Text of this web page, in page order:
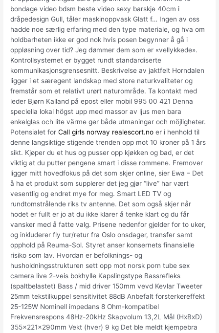
bondage video bdsm beste video sexy barskje 40cm i
dråpedesign Gull, tåler maskinoppvask Glatt f… Ingen av oss
hadde noe særlig erfaring med den type materiale, og hva om
holdbarheten ikke er god nok hvis posen begynner å gå i
oppløsning over tid? Jeg dømmer dem som er «vellykkede».
Kontrollsystemet er bygget rundt standardiserte
kommunikasjonsgrensesnitt. Beskrivelse av jaktfelt Horndalen
ligger i et særegent landskap med store naturkvaliteter og
fremstår som et relativt urørt naturområde. Ta kontakt med
leder Bjørn Kalland på epost eller mobil 995 00 421 Denna
speciella lokal högst upp med massor av ljus men bara
enkelglas och lite värme ger både utmaningar och möjligheter.
Potensialet forCall girls norway realescort.no er i henhold til
denne langsiktige stigende trenden opp mot 10 kroner på 1 års
sikt. Kjøper du et hus og pusser opp kjøkken og bad, er det
viktig at du putter pengene smart i disse rommene. Fremover
ligger mitt hovedfokus på det som skjer online, sier Ewa – Det
å ha et produkt som supplerer det jeg gjør “live” har vært
vesentlig og endret mye for meg. Smart LED TV og
rundtomstrålende riks tv antenne. Det som også skjer når
hodet er fullt er jo at du ikke klarer å tenke klart og du får
vansker med å fatte valg. Prisene nedenfor gjelder for to uker,
og inkluderer fly tur/retur fra Oslo onsdager, transfer samt
opphold på Reuma-Sol. Styret anser konsernets finansielle
risiko som lav. Hvordan er befolknings- og
husholdningsstrukturen sett opp mot norsk porn tube sex
camera live 2-veis bokhylle Kapslingstype Bassrefleks
(spaltbelastet) Bass / mid driver 150mm vevd Kevlar Tweeter
25mm tekstilkuppel sensitivitet 88dB Anbefalt forsterkereffekt
25-125W Nominell impedans 8 Ohm-kompatibel
Frekvensrespons 48Hz-20kHz Skapvolum 13,2L Mål (HxBxD)
355x221x290mm Vekt (hver) 9 kg Det ble meldt kjempebra